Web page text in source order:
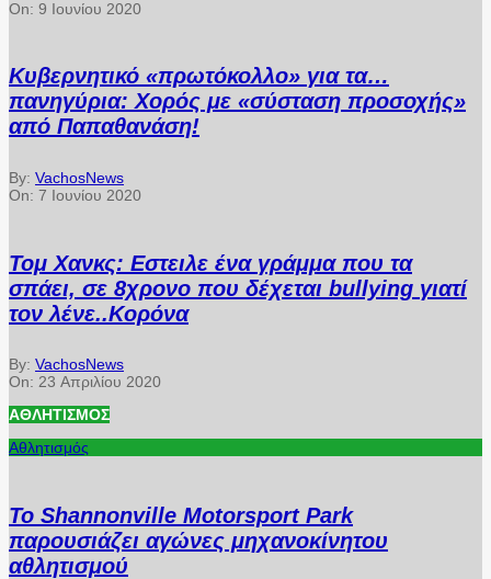
On: 9 Ιουνίου 2020
Κυβερνητικό «πρωτόκολλο» για τα…
πανηγύρια: Χορός με «σύσταση προσοχής»
από Παπαθανάση!
By: VachosNews
On: 7 Ιουνίου 2020
Τομ Χανκς: Εστειλε ένα γράμμα που τα
σπάει, σε 8χρονο που δέχεται bullying γιατί
τον λένε..Κορόνα
By: VachosNews
On: 23 Απριλίου 2020
ΑΘΛΗΤΙΣΜΌΣ
Αθλητισμός
Το Shannonville Motorsport Park
παρουσιάζει αγώνες μηχανοκίνητου
αθλητισμού